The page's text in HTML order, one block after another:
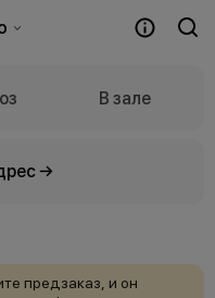
В зале
→
предзаказ, и он